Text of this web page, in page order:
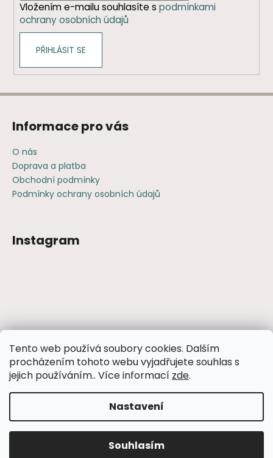
Tento web používá soubory cookies. Dalším
procházením tohoto webu vyjadřujete souhlas s
jejich používáním.. Více informací zde.
Nastavení
Souhlasím
Vložením e-mailu souhlasíte s podmínkami
ochrany osobních údajů
PŘIHLÁSIT SE
Informace pro vás
O nás
Doprava a platba
Obchodní podmínky
Podmínky ochrany osobních údajů
Instagram
Facebook
iTrvalky. Všechna práva vyhrazena.